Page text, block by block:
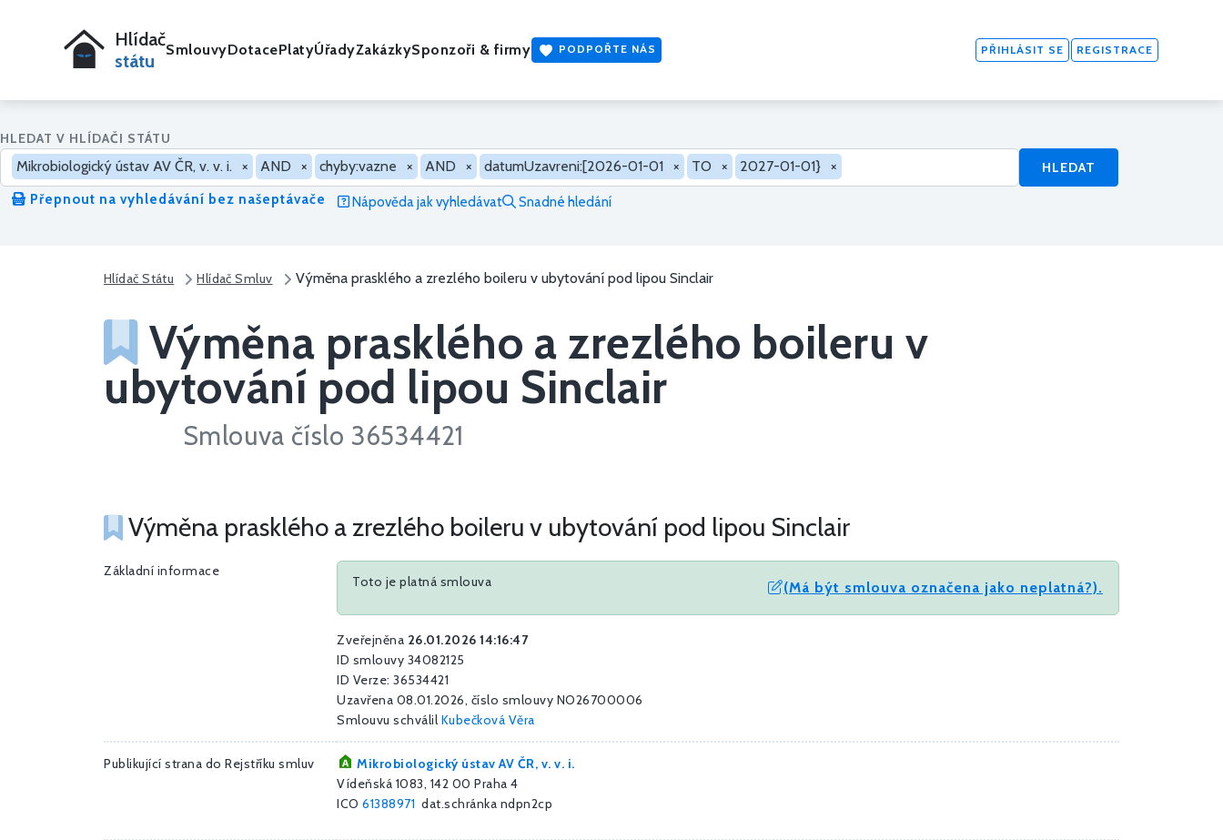
Hlídač
státu
SmlouvyDotacePlatyÚřadyZakázkySponzoři & firmy PODPOŘTE NÁS PŘIHLÁSIT SE REGISTRACE
HLEDAT V HLÍDAČI STÁTU
Mikrobiologický ústav AV ČR, v. v. i. × AND × chyby:vazne × AND × datumUzavreni:[2026-01-01 × TO × 2027-01-01} ×
HLEDAT
Přepnout na vyhledávání bez našeptávače
Nápověda jak vyhledávat Snadné hledání
Hlídač Státu Hlídač Smluv Výměna prasklého a zrezlého boileru v ubytování pod lipou Sinclair
Výměna prasklého a zrezlého boileru v
ubytování pod lipou Sinclair
Smlouva číslo 36534421
Výměna prasklého a zrezlého boileru v ubytování pod lipou Sinclair
Základní informace
Toto je platná smlouva (Má být smlouva označena jako neplatná?).
Zveřejněna 26.01.2026 14:16:47
ID smlouvy 34082125
ID Verze: 36534421
Uzavřena 08.01.2026, číslo smlouvy NO26700006
Smlouvu schválil Kubečková Věra
Publikující strana do Rejstříku smluv
Mikrobiologický ústav AV ČR, v. v. i.
Vídeňská 1083, 142 00 Praha 4
ICO 61388971 dat.schránka ndpn2cp